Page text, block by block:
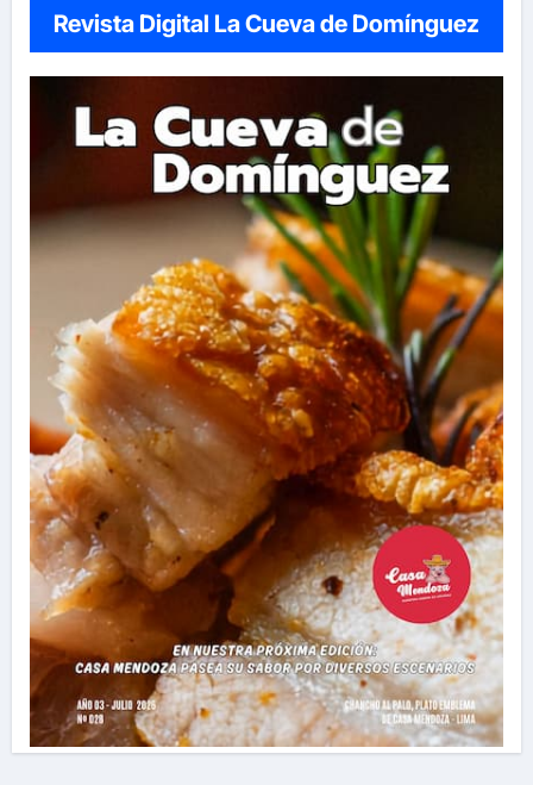
Revista Digital La Cueva de Domínguez